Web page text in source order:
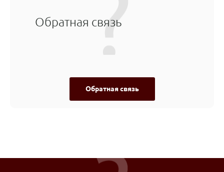
Обратная связь
Обратная связь